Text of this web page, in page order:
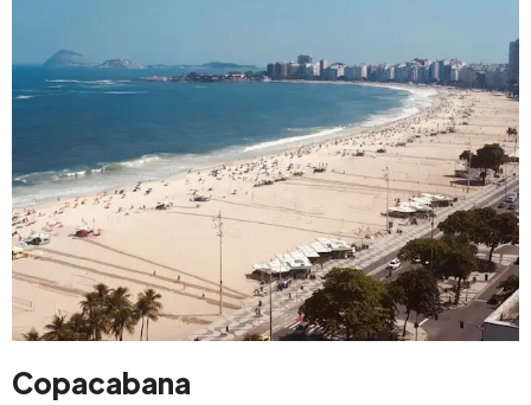
Copacabana